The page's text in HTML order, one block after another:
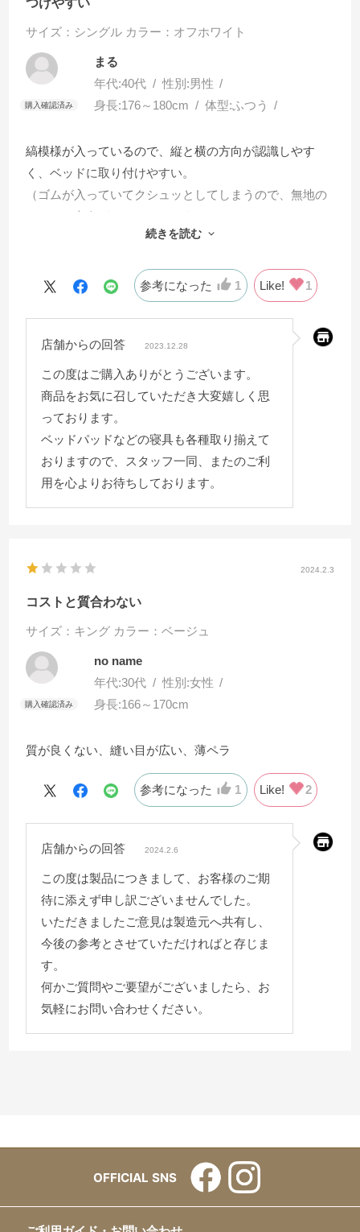
つけやすい
サイズ：シングル カラー：オフホワイト
まる
年代:40代 性別:男性
身長:176～180cm 体型:ふつう
縞模様が入っているので、縦と横の方向が認識しやす
く、ベッドに取り付けやすい。
（ゴムが入っていてクシュッとしてしまうので、無地の
ものだと方向がわかりにくそう。）
続きを読む
参考になった 1 Like! 1
店舗からの回答 2023.12.28
この度はご購入ありがとうございます。
商品をお気に召していただき大変嬉しく思
っております。
ベッドパッドなどの寝具も各種取り揃えて
おりますので、スタッフ一同、またのご利
用を心よりお待ちしております。
2024.2.3
コストと質合わない
サイズ：キング カラー：ベージュ
no name
年代:30代 性別:女性
身長:166～170cm
質が良くない、縫い目が広い、薄ペラ
参考になった 1 Like! 2
店舗からの回答 2024.2.6
この度は製品につきまして、お客様のご期
待に添えず申し訳ございませんでした。
いただきましたご意見は製造元へ共有し、
今後の参考とさせていただければと存じま
す。
何かご質問やご要望がございましたら、お
気軽にお問い合わせください。
OFFICIAL SNS